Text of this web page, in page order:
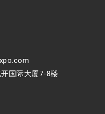
国际大厦7-8楼